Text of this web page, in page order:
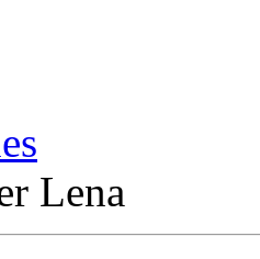
Lena